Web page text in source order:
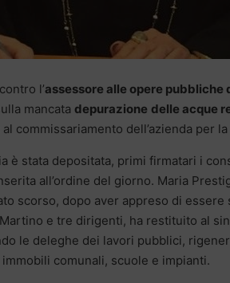
contro l’assessore alle opere
mancata depurazione delle acque
al commissariamento dell’azienda per
è stata depositata, primi firmatari i
all’ordine del giorno. Maria
scorso, dopo aver appreso di
e tre dirigenti, ha restituito al
le deleghe dei lavori pubblici,
comunali, scuole e impianti.